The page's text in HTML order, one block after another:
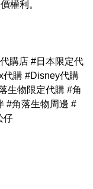
權利。
購店 #日本限定代
代購 #Disney代購
生物限定代購 #角
#角落生物周邊 #
仔